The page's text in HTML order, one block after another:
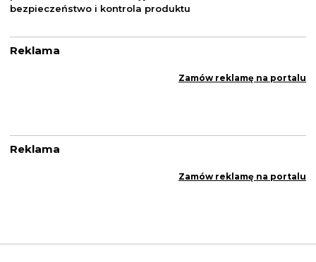
bezpieczeństwo i kontrola produktu
Reklama
Zamów reklamę na portalu
Reklama
Zamów reklamę na portalu